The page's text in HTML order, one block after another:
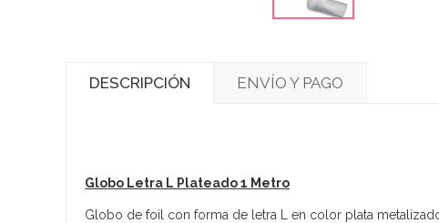
DESCRIPCIÓN ENVÍO Y PAGO
Globo Letra L Plateado 1 Metro
Globo de foil con forma de letra L en color plata